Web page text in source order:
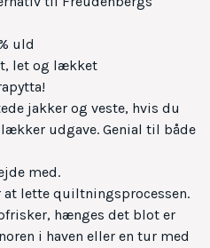
uld
let og lækket
jakker og veste, hvis du
udgave. Genial til både
med.
lette quiltningsprocessen.
hænges det blot er
i haven eller en tur med